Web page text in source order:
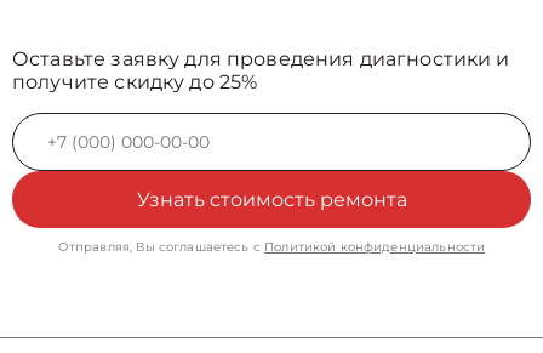
Оставьте заявку для проведения диагностики и
получите скидку до 25%
Узнать стоимость ремонта
Отправляя, Вы соглашаетесь с Политикой конфиденциальности